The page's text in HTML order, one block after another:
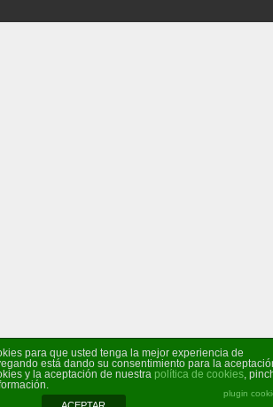
para que usted tenga la mejor experiencia de
está dando su consentimiento para la
y la aceptación de nuestra política de cookies,
plugin